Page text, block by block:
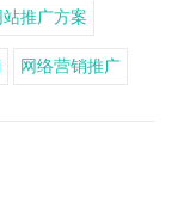
站推广方案
网络营销推广